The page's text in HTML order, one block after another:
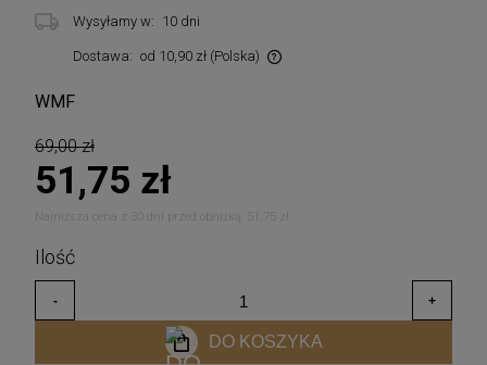
Wysyłamy w: 10 dni
Dostawa: od 10,90 zł (Polska)
WMF
69,00 zł
51,75 zł
Najniższa cena z 30 dni przed obniżką: 51,75 zł
DO KOSZYKA